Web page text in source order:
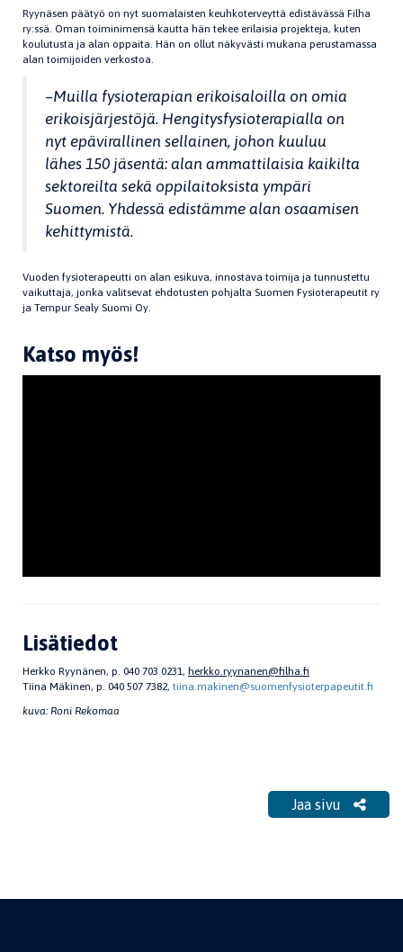
Ryynäsen päätyö on nyt suomalaisten keuhkoterveyttä edistävässä Filha
ry:ssä. Oman toiminimensä kautta hän tekee erilaisia projekteja, kuten
koulutusta ja alan oppaita. Hän on ollut näkyvästi mukana perustamassa
alan toimijoiden verkostoa.
–Muilla fysioterapian erikoisaloilla on omia
erikoisjärjestöjä. Hengitysfysioterapialla on
nyt epävirallinen sellainen, johon kuuluu
lähes 150 jäsentä: alan ammattilaisia kaikilta
sektoreilta sekä oppilaitoksista ympäri
Suomen. Yhdessä edistämme alan osaamisen
kehittymistä.
Vuoden fysioterapeutti on alan esikuva, innostava toimija ja tunnustettu
vaikuttaja, jonka valitsevat ehdotusten pohjalta Suomen Fysioterapeutit ry
ja Tempur Sealy Suomi Oy.
Katso myös!
Lisätiedot
Herkko Ryynänen, p. 040 703 0231, herkko.ryynanen@filha.fi
Tiina Mäkinen, p. 040 507 7382, tiina.makinen@suomenfysioterpapeutit.fi
kuva: Roni Rekomaa
Jaa sivu